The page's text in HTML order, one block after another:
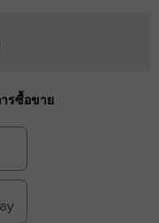
รซื้อขาย